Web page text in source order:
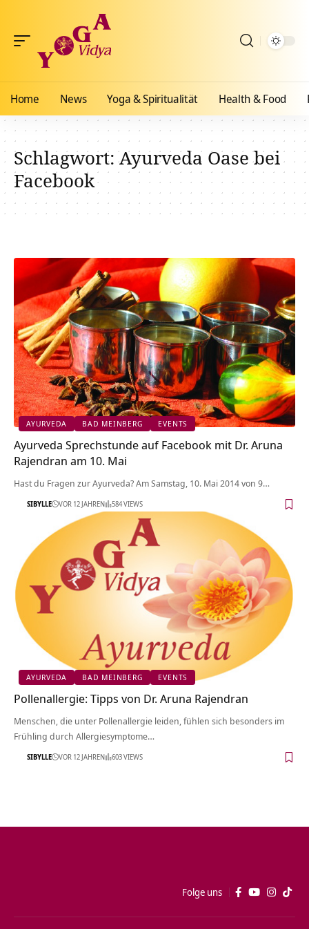
Home News Yoga & Spiritualität Health & Food
Schlagwort:Ayurveda Oase bei
Facebook
AYURVEDA BAD MEINBERG EVENTS
Ayurveda Sprechstunde auf Facebook mit Dr. Aruna
Rajendran am 10. Mai
Hast du Fragen zur Ayurveda? Am Samstag, 10. Mai 2014 von 9…
SIBYLLE VOR 12 JAHREN 584 VIEWS
AYURVEDA BAD MEINBERG EVENTS
Pollenallergie: Tipps von Dr. Aruna Rajendran
Menschen, die unter Pollenallergie leiden, fühlen sich besonders im
Frühling durch Allergiesymptome…
SIBYLLE VOR 12 JAHREN 603 VIEWS
Folge uns